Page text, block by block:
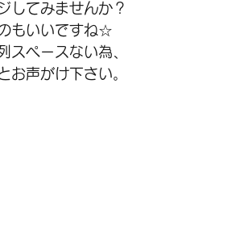
してみませんか？
もいいですね☆
ペースない為、
お声がけ下さい。